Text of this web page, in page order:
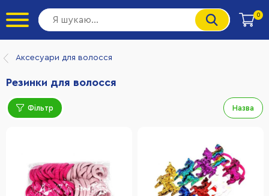
0
Аксесуари для волосся
Резинки для волосся
Фільтр Назва